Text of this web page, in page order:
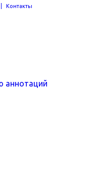
Контакты
аннотаций